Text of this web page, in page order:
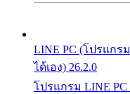
LINE PC (โปรแก
ได้เอง) 26.2.0
โปรแกรม LINE